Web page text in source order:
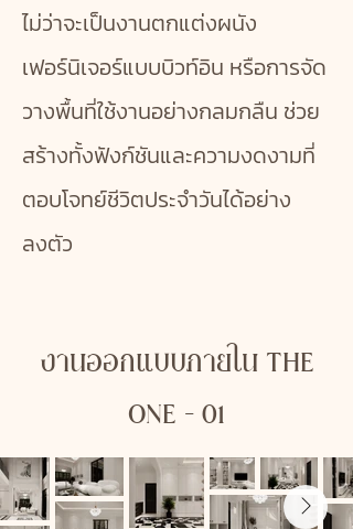
ไม่ว่าจะเป็นงานตกแต่งผนัง
เฟอร์นิเจอร์แบบบิวท์อิน หรือการจัด
วางพื้นที่ใช้งานอย่างกลมกลืน ช่วย
สร้างทั้งฟังก์ชันและความงดงามที่
ตอบโจทย์ชีวิตประจำวันได้อย่าง
ลงตัว
งานออกแบบภายใน THE
ONE - 01